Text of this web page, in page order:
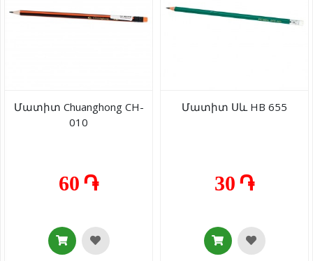
Մատիտ Chuanghong CH-
010
60 ֏
Մատիտ Սև HB 655
30 ֏